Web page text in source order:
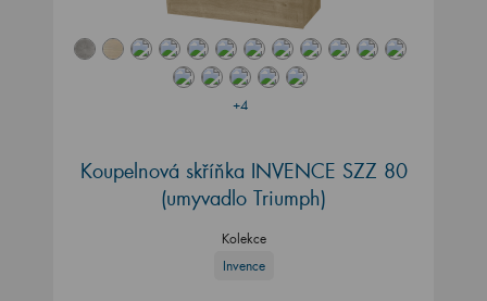
+4
Koupelnová skříňka INVENCE SZZ 80
(umyvadlo Triumph)
Kolekce
Invence